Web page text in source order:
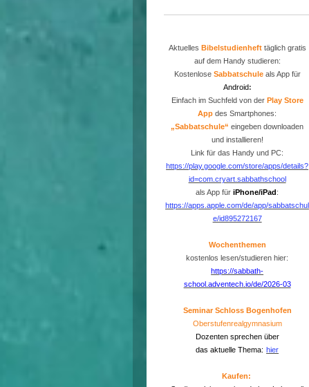
Aktuelles Bibelstudienhefttäglich gratis
auf dem Handy studieren:
Kostenlose Sabbatschuleals App für
Android:
Einfach im Suchfeld von der Play Store
App des Smartphones:
„Sabbatschule“ eingeben downloaden
und installieren!
Link für das Handy und PC:
https://play.google.com/store/apps/details?
id=com.cryart.sabbathschool
als App füriPhone/iPad :
https://apps.apple.com/de/app/sabbatschul
e/id895272167
Wochenthemen
kostenlos lesen/studieren hier:
https://sabbath-
school.adventech.io/de/2026-03
Seminar Schloss Bogenhofen
Oberstufenrealgymnasium
Dozenten sprechen über
das aktuelle Thema: hier
Kaufen: